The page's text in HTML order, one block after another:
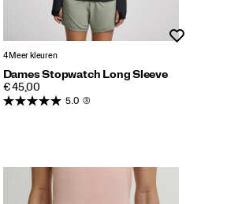
4 Meer kleuren
Dames Stopwatch Long Sleeve
PRICE
€ 45,00
5.0 (3)